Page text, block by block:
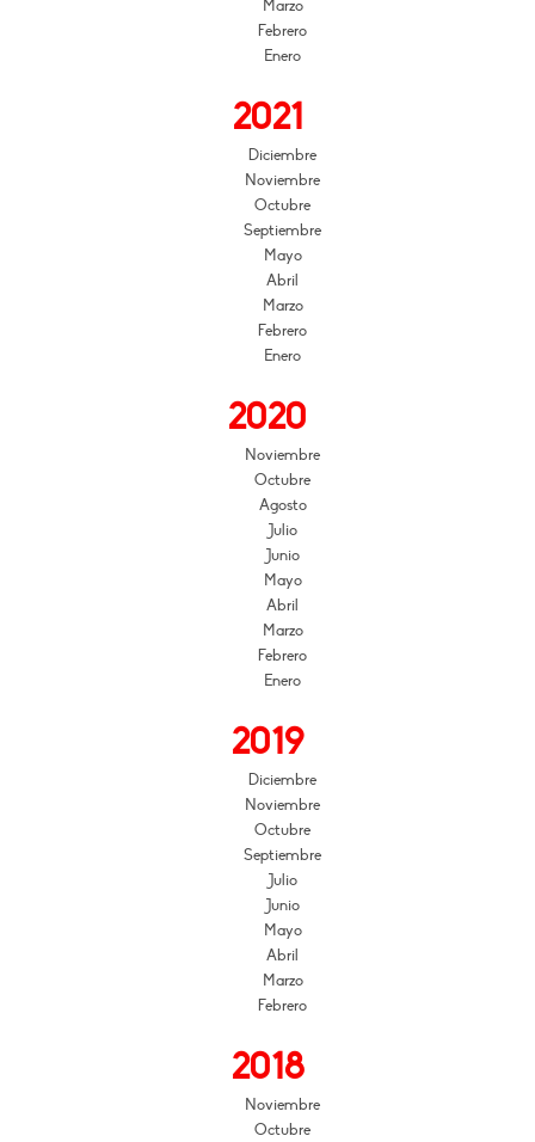
Marzo
Febrero
Enero
2021
Diciembre
Noviembre
Octubre
Septiembre
Mayo
Abril
Marzo
Febrero
Enero
2020
Noviembre
Octubre
Agosto
Julio
Junio
Mayo
Abril
Marzo
Febrero
Enero
2019
Diciembre
Noviembre
Octubre
Septiembre
Julio
Junio
Mayo
Abril
Marzo
Febrero
2018
Noviembre
Octubre